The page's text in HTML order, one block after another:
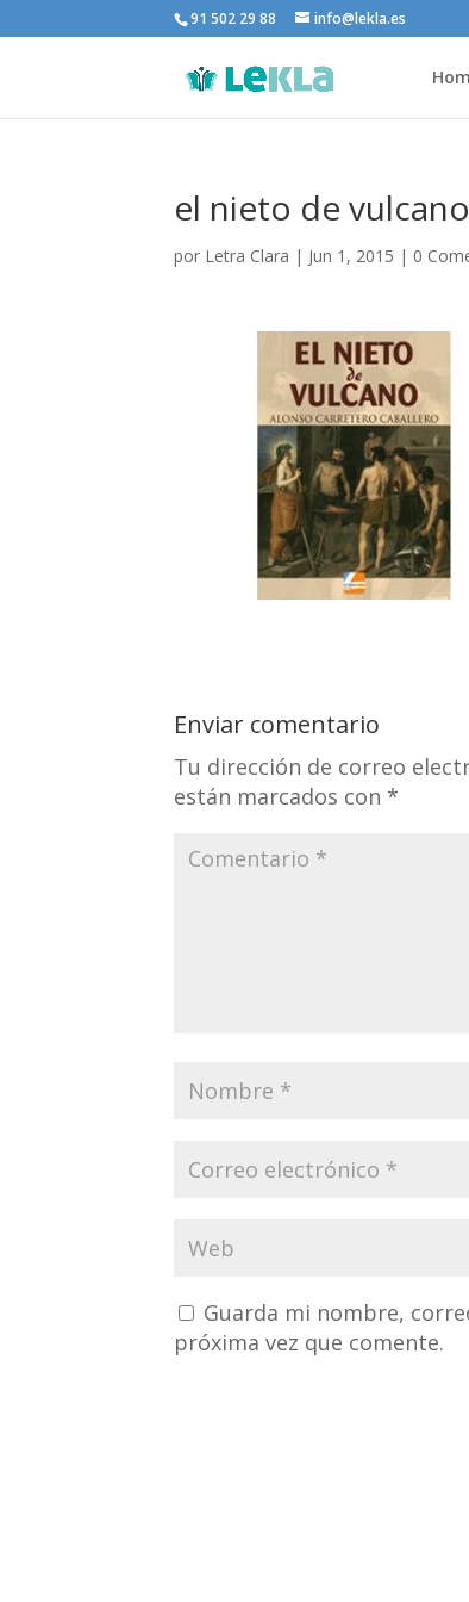
91 502 29 88 info@lekla.es
el nieto de
por Letra Clara | Jun 1, 2015 | 0
Enviar comentario
Tu dirección de correo
están marcados con *
Guarda mi nombre,
próxima vez que comente.